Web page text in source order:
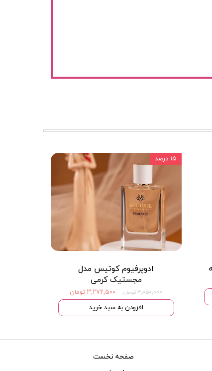
ادوپرفیوم کوتیس مدل
مجستیک کرمی
۳,۸۵۰,۰۰۰ تومان
۳,۲۷۲,۵۰۰ تومان
افزودن به سبد خرید
۱۵ درصد
صفحه نخست